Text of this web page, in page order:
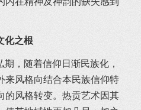
化之根
，随着信仰日渐民族化，
来风格向结合本民族信仰特
的风格转变。热贡艺术因其